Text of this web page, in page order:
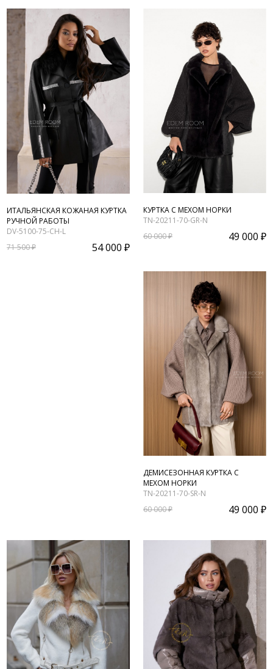
ИТАЛЬЯНСКАЯ КОЖАНАЯ КУРТКА
РУЧНОЙ РАБОТЫ
DV-5100-75-CH-L
71 500 ₽
54 000 ₽
КУРТКА С МЕХОМ НОРКИ
TN-20211-70-GR-N
60 000 ₽
49 000 ₽
ДЕМИСЕЗОННАЯ КУРТКА С
МЕХОМ НОРКИ
TN-20211-70-SR-N
60 000 ₽
49 000 ₽